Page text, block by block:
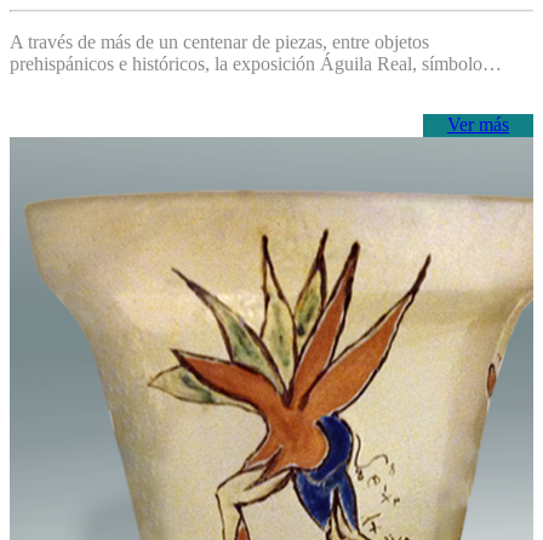
A través de más de un centenar de piezas, entre objetos
prehispánicos e históricos, la exposición Águila Real, símbolo…
Ver más